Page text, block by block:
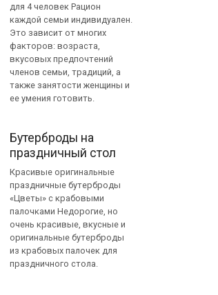
для 4 человек Рацион
каждой семьи индивидуален.
Это зависит от многих
факторов: возраста,
вкусовых предпочтений
членов семьи, традиций, а
также занятости женщины и
ее умения готовить.
Бутерброды на
праздничный стол
Красивые оригинальные
праздничные бутерброды
«Цветы» с крабовыми
палочками Недорогие, но
очень красивые, вкусные и
оригинальные бутерброды
из крабовых палочек для
праздничного стола.